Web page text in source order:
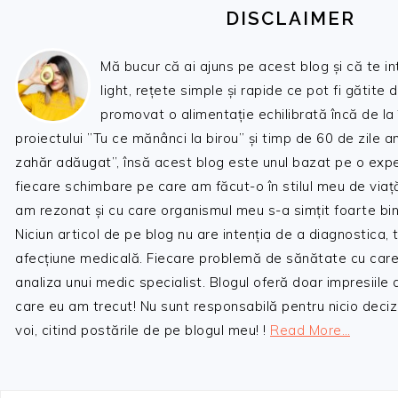
DISCLAIMER
Mă bucur că ai ajuns pe acest blog și că te
light, rețete simple și rapide ce pot fi gătite
promovat o alimentație echilibrată încă de
proiectului ”Tu ce mănânci la birou” și timp de 60 de zile
zahăr adăugat”, însă acest blog este unul bazat pe o
fiecare schimbare pe care am făcut-o în stilul meu de
am rezonat și cu care organismul meu s-a simțit foarte
Niciun articol de pe blog nu are intenția de a diagnostica,
afecțiune medicală. Fiecare problemă de sănătate cu
analiza unui medic specialist. Blogul oferă doar impresiile
care eu am trecut! Nu sunt responsabilă pentru nicio
voi, citind postările de pe blogul meu! ! Read More…